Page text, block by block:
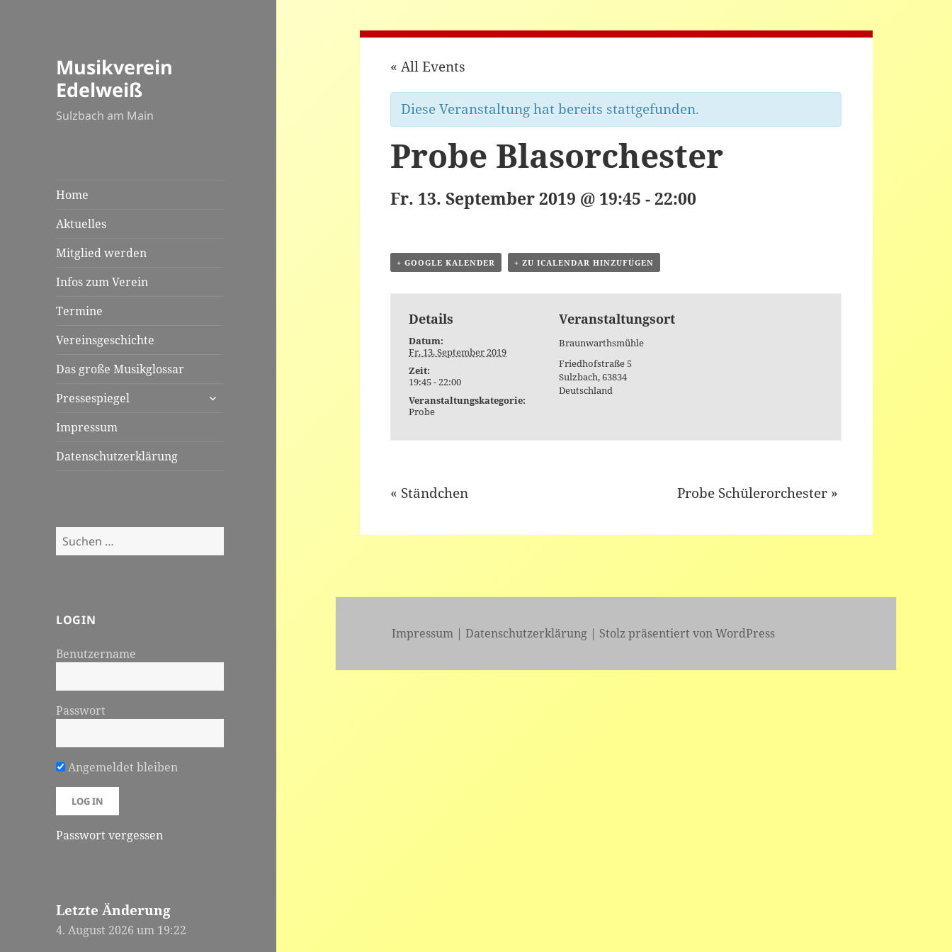
Musikverein
Edelweiß
Sulzbach am Main
Home
Aktuelles
Mitglied werden
Infos zum Verein
Termine
Vereinsgeschichte
Das große Musikglossar
Pressespiegel
untermenü
Impressum
Datenschutzerklärung
Suchen
nach:
LOGIN
Benutzername
Passwort
Angemeldet bleiben
Passwort vergessen
Letzte Änderung
4. August 2026 um 19:22
« All Events
Diese Veranstaltung hat bereits stattgefunden.
Probe Blasorchester
Fr. 13. September 2019 @ 19:45 -22:00
+ GOOGLE KALENDER + ZU ICALENDAR HINZUFÜGEN
Details
Datum:
Fr. 13. September 2019
Zeit:
19:45 - 22:00
Veranstaltungskategorie:
Probe
Veranstaltungsort
Braunwarthsmühle
Friedhofstraße 5
Sulzbach,63834
Deutschland
Event
« Ständchen Probe Schülerorchester »
Impressum |Datenschutzerklärung | Stolz präsentiert von WordPress